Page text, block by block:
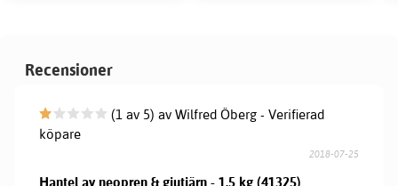
Recensioner
(1 av 5) av Wilfred Öberg - Verifierad
köpare
2018-07-25
Hantel av neopren & gjutjärn - 1,5 kg (41325)